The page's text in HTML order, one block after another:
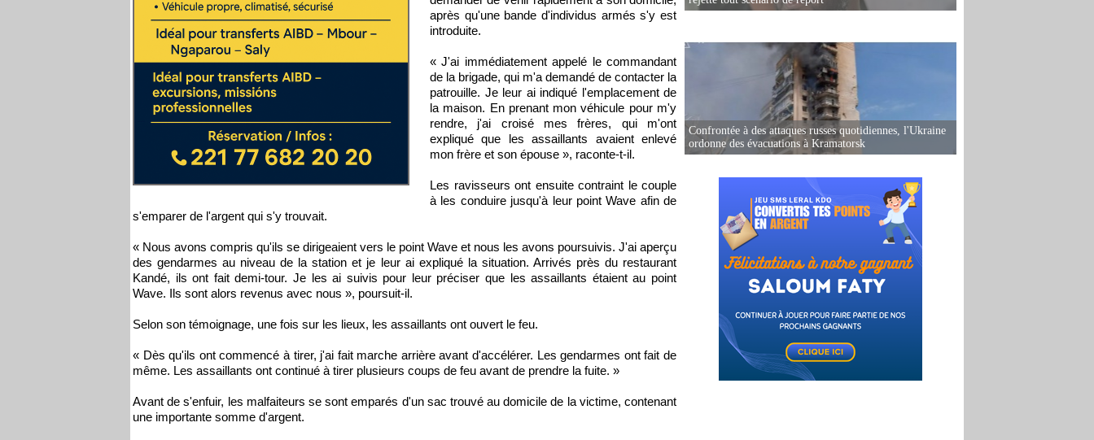
après qu'une bande d'individus armés s'y est
introduite.
« J'ai immédiatement appelé le commandant
de la brigade, qui m'a demandé de contacter la
patrouille. Je leur ai indiqué l'emplacement de
la maison. En prenant mon véhicule pour m'y
rendre, j'ai croisé mes frères, qui m'ont
expliqué que les assaillants avaient enlevé
mon frère et son épouse », raconte-t-il.
Les ravisseurs ont ensuite contraint le couple
à les conduire jusqu'à leur point Wave afin de
s'emparer de l'argent qui s'y trouvait.
« Nous avons compris qu'ils se dirigeaient vers le point Wave et nous les avons poursuivis. J'ai aperçu
des gendarmes au niveau de la station et je leur ai expliqué la situation. Arrivés près du restaurant
Kandé, ils ont fait demi-tour. Je les ai suivis pour leur préciser que les assaillants étaient au point
Wave. Ils sont alors revenus avec nous », poursuit-il.
Selon son témoignage, une fois sur les lieux, les assaillants ont ouvert le feu.
« Dès qu'ils ont commencé à tirer, j'ai fait marche arrière avant d'accélérer. Les gendarmes ont fait de
même. Les assaillants ont continué à tirer plusieurs coups de feu avant de prendre la fuite. »
Avant de s'enfuir, les malfaiteurs se sont emparés d'un sac trouvé au domicile de la victime, contenant
une importante somme d'argent.
Confrontée à des attaques russes quotidiennes, l'Ukraine
ordonne des évacuations à Kramatorsk